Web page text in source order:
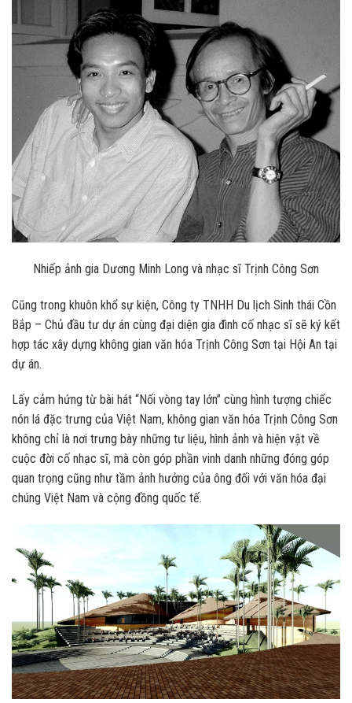
Nhiếp ảnh gia Dương Minh Long và nhạc sĩ Trịnh Công Sơn
Cũng trong khuôn khổ sự kiện, Công ty TNHH Du lịch Sinh thái Cồn
Bắp – Chủ đầu tư dự án cùng đại diện gia đình cố nhạc sĩ sẽ ký kết
hợp tác xây dựng không gian văn hóa Trịnh Công Sơn tại Hội An tại
dự án.
Lấy cảm hứng từ bài hát “Nối vòng tay lớn” cùng hình tượng chiếc
nón lá đặc trưng của Việt Nam, không gian văn hóa Trịnh Công Sơn
không chỉ là nơi trưng bày những tư liệu, hình ảnh và hiện vật về
cuộc đời cố nhạc sĩ, mà còn góp phần vinh danh những đóng góp
quan trọng cũng như tầm ảnh hưởng của ông đối với văn hóa đại
chúng Việt Nam và cộng đồng quốc tế.